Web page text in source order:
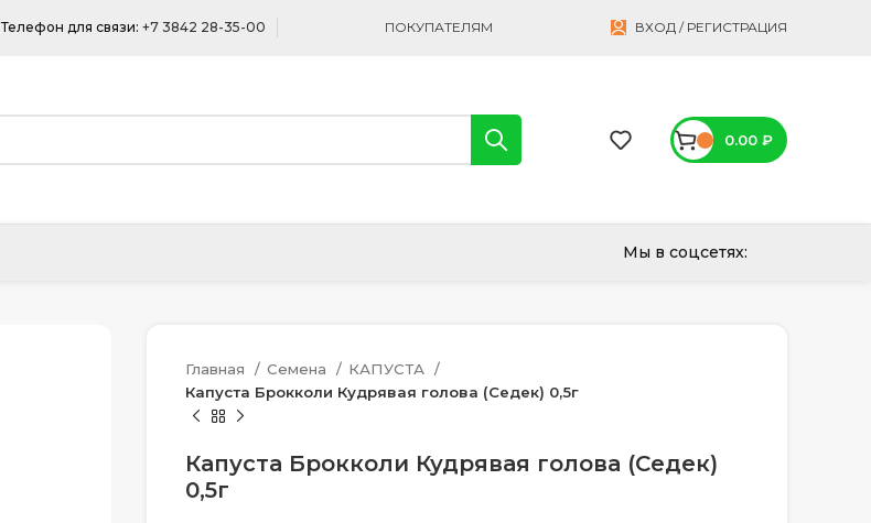
Телефон для связи: +7 3842 28-35-00 ПОКУПАТЕЛЯМ ВХОД / РЕГИСТРАЦИЯ
0.00 ₽
Мы в соцсетях:
Главная Семена
КАПУСТА
Капуста Брокколи Кудрявая голова (Седек) 0,5г
Капуста Брокколи Кудрявая голова (Седек)
0,5г